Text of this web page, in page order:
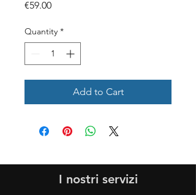
€59.00Price
Quantity *
Add to Cart
I nostri servizi